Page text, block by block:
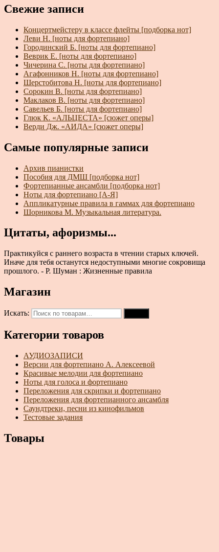
Свежие записи
Концертмейстеру в классе флейты [подборка нот]
Леви Н. [ноты для фортепиано]
Городинский Б. [ноты для фортепиано]
Веврик Е. [ноты для фортепиано]
Чичерина С. [ноты для фортепиано]
Агафонников Н. [ноты для фортепиано]
Шерстобитова Н. [ноты для фортепиано]
Сорокин В. [ноты для фортепиано]
Маклаков В. [ноты для фортепиано]
Савельев Б. [ноты для фортепиано]
Глюк К. «АЛЬЦЕСТА» [сюжет оперы]
Верди Дж. «АИДА» [сюжет оперы]
Самые популярные записи
Архив пианистки
Пособия для ДМШ [подборка нот]
Фортепианные ансамбли [подборка нот]
Ноты для фортепиано [А-Я]
Аппликатурные правила в гаммах для фортепиано
Шорникова М. Музыкальная литература.
Цитаты, афоризмы...
Практикуйся с раннего возраста в чтении старых ключей.
Иначе для тебя останутся недоступными многие сокровища
прошлого. - Р. Шуман : Жизненные правила
Магазин
Искать:
Категории товаров
АУДИОЗАПИСИ
Версии для фортепиано А. Алексеевой
Красивые мелодии для фортепиано
Ноты для голоса и фортепиано
Переложения для скрипки и фортепиано
Переложения для фортепианного ансамбля
Саундтреки, песни из кинофильмов
Тестовые задания
Товары